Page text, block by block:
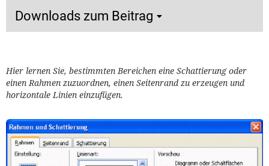
Downloads zum Beitrag
Hier lernen Sie, bestimmten Bereichen eine Schattierung oder
einen Rahmen zuzuordnen, einen Seitenrand zu erzeugen und
horizontale Linien einzufügen.